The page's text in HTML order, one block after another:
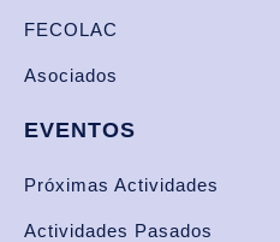
FECOLAC
Asociados
EVENTOS
Próximas Actividades
Actividades Pasados